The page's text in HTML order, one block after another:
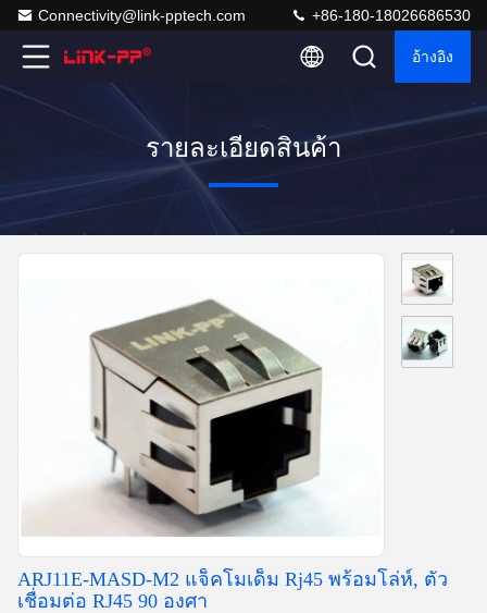
Connectivity@link-pptech.com +86-180-18026686530
อ้างอิง
รายละเอียดสินค้า
ARJ11E-MASD-M2 แจ็คโมเด็ม Rj45 พร้อมโล่ห์, ตัว
เชื่อมต่อ RJ45 90 องศา